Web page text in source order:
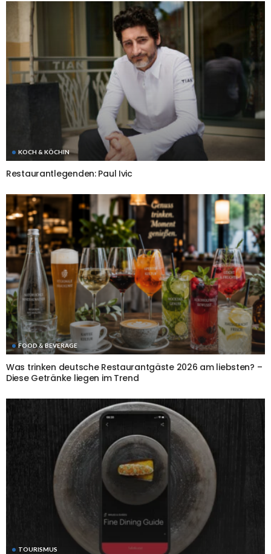
KOCH & KÖCHIN
Restaurantlegenden: Paul Ivic
FOOD & BEVERAGE
Was trinken deutsche Restaurantgäste 2026 am liebsten? –
Diese Getränke liegen im Trend
TOURISMUS